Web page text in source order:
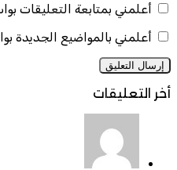
أعلمني بمتابعة التعليقات
أعلمني بالمواضيع الجديدة
أخر التعليقات